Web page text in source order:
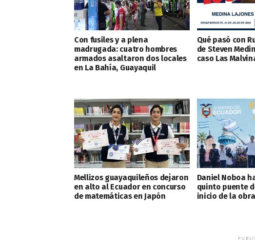
Con fusiles y a plena
madrugada: cuatro hombres
armados asaltaron dos locales
en La Bahía, Guayaquil
Qué pasó con
de Steven
caso Las
Mellizos guayaquileños dejaron
en alto al Ecuador en concurso
de matemáticas en Japón
Daniel Noboa
quinto puente
inicio de la obra